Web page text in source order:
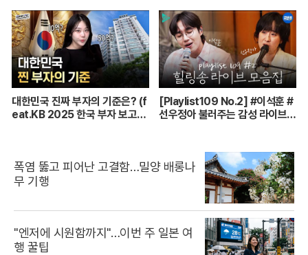
7.22 방송)
대한민국 진짜 부자의 기준은? (f
eat.KB 2025 한국 부자 보고
[Playlist109 No.2] #이석훈 #
선우정아 불러주는 감성 라이브
폭염 뚫고 피어난 고결함…밀양 배롱나
무 기행
"엔저에 시원함까지"…이번 주 일본 여
행 꿀팁